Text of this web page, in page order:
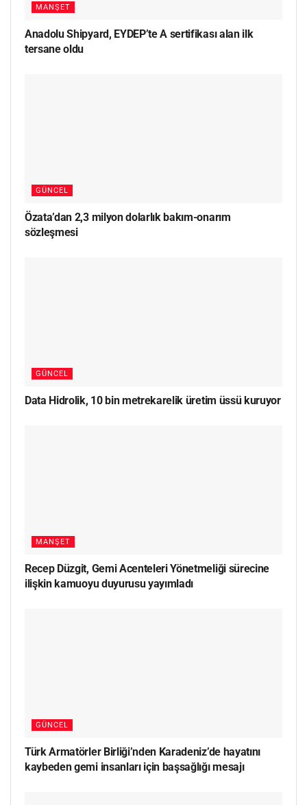
MANŞET
Anadolu Shipyard, EYDEP’te A sertifikası alan ilk
tersane oldu
GÜNCEL
Özata’dan 2,3 milyon dolarlık bakım-onarım
sözleşmesi
GÜNCEL
Data Hidrolik, 10 bin metrekarelik üretim üssü kuruyor
MANŞET
Recep Düzgit, Gemi Acenteleri Yönetmeliği sürecine
ilişkin kamuoyu duyurusu yayımladı
GÜNCEL
Türk Armatörler Birliği’nden Karadeniz’de hayatını
kaybeden gemi insanları için başsağlığı mesajı